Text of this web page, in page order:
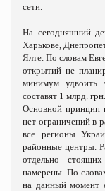
сети.
На сегодняшний
Харькове,
Ялте. По словам
открытий не
минимум удвоить
составят 1 млрд. грн.
Основной принцип
нет ограничений в
все регионы
районные центры.
отдельно
намерены. По
на данный момент